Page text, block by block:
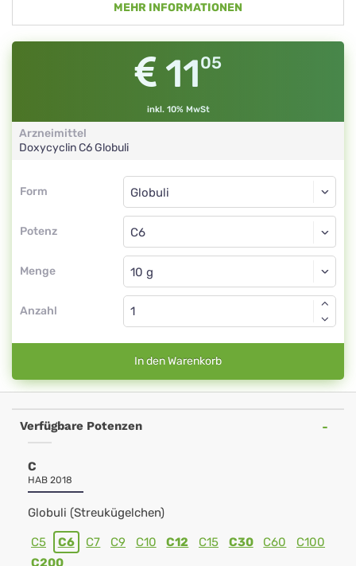
MEHR INFORMATIONEN
1105
inkl. 10% MwSt
Arzneimittel
DoxycyclinC6Globuli
Form
Form
Potenz
Globuli
C6
Menge
Globuli
Anzahl
In den Warenkorb
Verfügbare Potenzen
C
HAB 2018
Globuli (Streukügelchen)
C5 C6 C7 C9 C10 C12 C15 C30 C60
C100
C200